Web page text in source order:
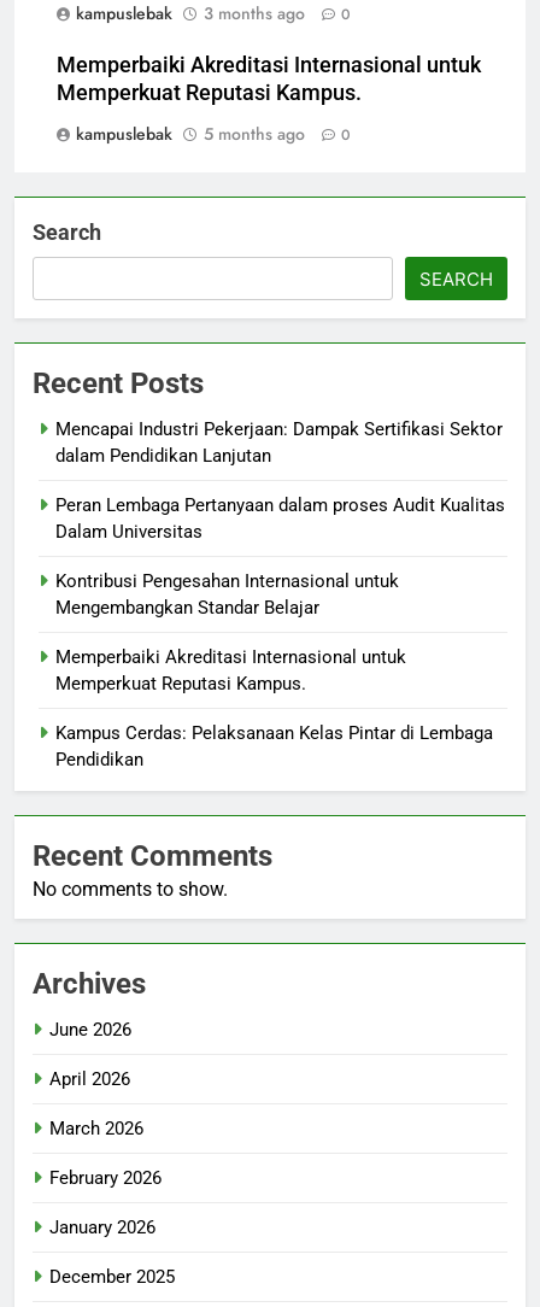
kampuslebak
3 months ago 0
Memperbaiki Akreditasi Internasional untuk
Memperkuat Reputasi Kampus.
kampuslebak
5 months ago 0
Search
SEARCH
Recent Posts
Mencapai Industri Pekerjaan: Dampak Sertifikasi Sektor
dalam Pendidikan Lanjutan
Peran Lembaga Pertanyaan dalam proses Audit Kualitas
Dalam Universitas
Kontribusi Pengesahan Internasional untuk
Mengembangkan Standar Belajar
Memperbaiki Akreditasi Internasional untuk
Memperkuat Reputasi Kampus.
Kampus Cerdas: Pelaksanaan Kelas Pintar di Lembaga
Pendidikan
Recent Comments
No comments to show.
Archives
June 2026
April 2026
March 2026
February 2026
January 2026
December 2025